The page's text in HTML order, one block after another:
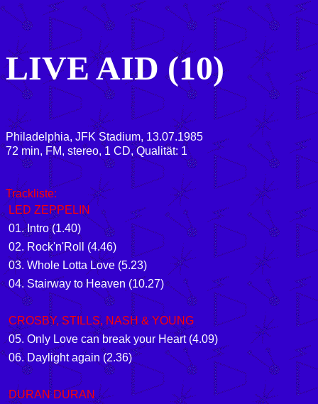
LIVE AID (10)
Philadelphia, JFK Stadium, 13.07.1985
72 min, FM, stereo, 1 CD, Qualität: 1
Trackliste:
LED ZEPPELIN
01. Intro (1.40)
02. Rock'n'Roll (4.46)
03. Whole Lotta Love (5.23)
04. Stairway to Heaven (10.27)
CROSBY, STILLS, NASH & YOUNG
05. Only Love can break your Heart(4.09)
06. Daylight again (2.36)
DURAN DURAN